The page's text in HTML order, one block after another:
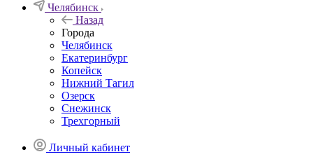
Челябинск
Назад
Города
Челябинск
Екатеринбург
Копейск
Нижний Тагил
Озерск
Снежинск
Трехгорный
Личный кабинет